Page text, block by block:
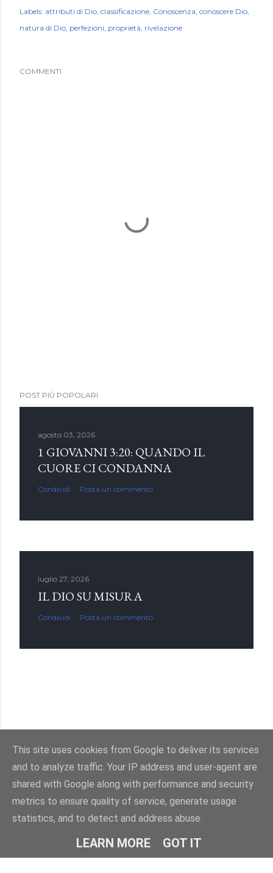
Labels: attributi di Dio classificazione Conoscenza conoscere Dio
natura di Dio perfezioni proprietà rivelazione
COMMENTI
POST PIÙ POPOLARI
agosto 03, 2026
1 GIOVANNI 3:20: QUANDO IL
CUORE CI CONDANNA
Condividi Posta un commento
luglio 27, 2026
IL DIO SU MISURA
Condividi Posta un commento
Powered by Blogger
Immagini dei temi dienot-poloskun
© Salvatore Di Dio 2013-2026.Tutti i diritti sono riservati
This site uses cookies from Google to deliver its services
and to analyze traffic. Your IP address and user-agent are
shared with Google along with performance and security
metrics to ensure quality of service, generate usage
statistics, and to detect and address abuse.
LEARN MORE GOT IT